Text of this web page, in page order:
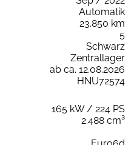
Automatik
23.850 km
5
Schwarz
Zentrallager
ab ca. 12.08.2026
HNU72574
165 kW / 224 PS
2.488 cm³